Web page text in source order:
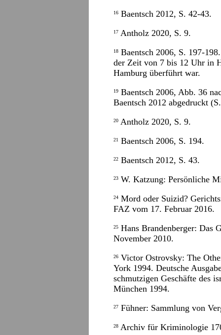
16 Baentsch 2012, S. 42-43.
17 Antholz 2020, S. 9.
18 Baentsch 2006, S. 197-
der Zeit von 7 bis 12 Uhr in
Hamburg überführt war.
19 Baentsch 2006, Abb. 36
Baentsch 2012 abgedruckt
20 Antholz 2020, S. 9.
21 Baentsch 2006, S. 194.
22 Baentsch 2012, S. 43.
23 W. Katzung: Persönliche
24 Mord oder Suizid?
FAZ vom 17. Februar 2016.
25 Hans Brandenberger: Das
November 2010.
26 Victor Ostrovsky: The
York 1994. Deutsche
schmutzigen Geschäfte des
München 1994.
27 Fühner: Sammlung von
28 Archiv für Kriminologie